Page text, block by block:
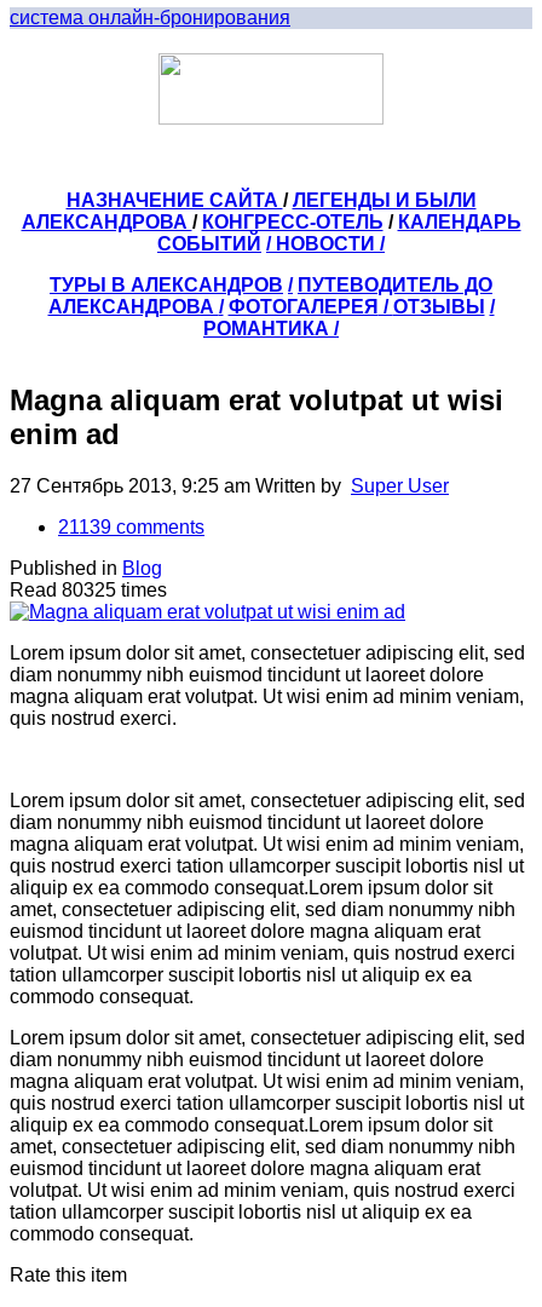
система онлайн-бронирования
НАЗНАЧЕНИЕ САЙТА /ЛЕГЕНДЫ И БЫЛИ
АЛЕКСАНДРОВА / КОНГРЕСС-ОТЕЛЬ / КАЛЕНДАРЬ
СОБЫТИЙ / НОВОСТИ /
ТУРЫ В АЛЕКСАНДРОВ / ПУТЕВОДИТЕЛЬ ДО
АЛЕКСАНДРОВА / ФОТОГАЛЕРЕЯ /ОТЗЫВЫ /
РОМАНТИКА /
Magna aliquam erat volutpat ut wisi
enim ad
27 Сентябрь 2013, 9:25 am Written by Super User
21139 comments
Published in Blog
Read 80325 times
Lorem ipsum dolor sit amet, consectetuer adipiscing elit, sed
diam nonummy nibh euismod tincidunt ut laoreet dolore
magna aliquam erat volutpat. Ut wisi enim ad minim veniam,
quis nostrud exerci.
Lorem ipsum dolor sit amet, consectetuer adipiscing elit, sed
diam nonummy nibh euismod tincidunt ut laoreet dolore
magna aliquam erat volutpat. Ut wisi enim ad minim veniam,
quis nostrud exerci tation ullamcorper suscipit lobortis nisl ut
aliquip ex ea commodo consequat.Lorem ipsum dolor sit
amet, consectetuer adipiscing elit, sed diam nonummy nibh
euismod tincidunt ut laoreet dolore magna aliquam erat
volutpat. Ut wisi enim ad minim veniam, quis nostrud exerci
tation ullamcorper suscipit lobortis nisl ut aliquip ex ea
commodo consequat.
Lorem ipsum dolor sit amet, consectetuer adipiscing elit, sed
diam nonummy nibh euismod tincidunt ut laoreet dolore
magna aliquam erat volutpat. Ut wisi enim ad minim veniam,
quis nostrud exerci tation ullamcorper suscipit lobortis nisl ut
aliquip ex ea commodo consequat.Lorem ipsum dolor sit
amet, consectetuer adipiscing elit, sed diam nonummy nibh
euismod tincidunt ut laoreet dolore magna aliquam erat
volutpat. Ut wisi enim ad minim veniam, quis nostrud exerci
tation ullamcorper suscipit lobortis nisl ut aliquip ex ea
commodo consequat.
Rate this item